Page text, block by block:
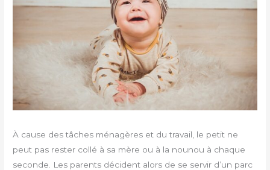
À cause des tâches ménagères et du travail, le petit ne
peut pas rester collé à sa mère ou à la nounou à chaque
seconde. Les parents décident alors de se servir d’un parc